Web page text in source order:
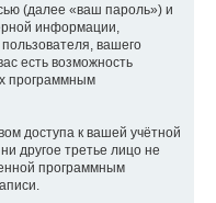
(далее «ваш пароль») и
информации,
вашего
есть возможность
программным
доступа к вашей учётной
другое третье лицо не
программным